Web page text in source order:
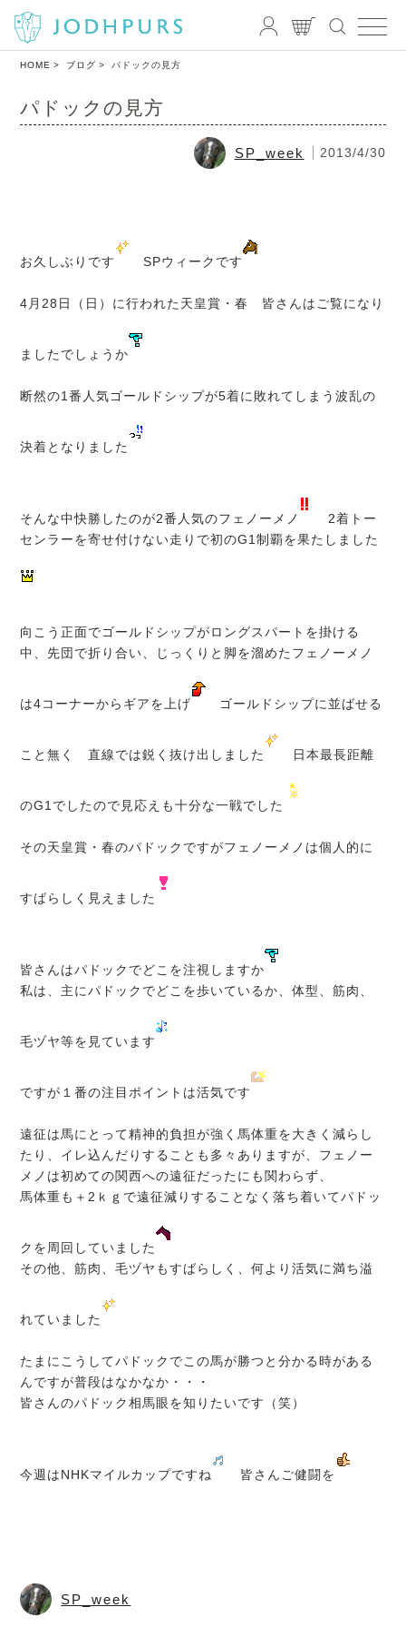
HOME ブログ パドックの見方
パドックの見方
SP_week 2013/4/30
お久しぶりです SPウィークです
4月28日（日）に行われた天皇賞・春 皆さんはご覧になり
ましたでしょうか
断然の1番人気ゴールドシップが5着に敗れてしまう波乱の
決着となりました
そんな中快勝したのが2番人気のフェノーメノ
2着トー
センラーを寄せ付けない走りで初のG1制覇を果たしました
向こう正面でゴールドシップがロングスパートを掛ける
中、先団で折り合い、じっくりと脚を溜めたフェノーメノ
は4コーナーからギアを上げ ゴールドシップに並ばせる
こと無く 直線では鋭く抜け出しました 日本最長距離
のG1でしたので見応えも十分な一戦でした
その天皇賞・春のパドックですがフェノーメノは個人的に
すばらしく見えました
皆さんはパドックでどこを注視しますか
私は、主にパドックでどこを歩いているか、体型、筋肉、
毛ヅヤ等を見ています
ですが１番の注目ポイントは活気です
遠征は馬にとって精神的負担が強く馬体重を大きく減らし
たり、イレ込んだりすることも多々ありますが、フェノー
メノは初めての関西への遠征だったにも関わらず、
馬体重も＋2ｋｇで遠征減りすることなく落ち着いてパドッ
クを周回していました
その他、筋肉、毛ヅヤもすばらしく、何より活気に満ち溢
れていました
たまにこうしてパドックでこの馬が勝つと分かる時がある
んですが普段はなかなか・・・
皆さんのパドック相馬眼を知りたいです（笑）
今週はNHKマイルカップですね 皆さんご健闘を
SP_week